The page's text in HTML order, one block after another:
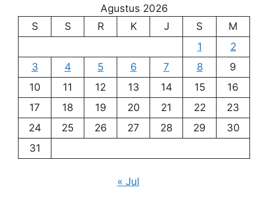
Agustus 2026
S
S R K J S
M
1
2
3
4 5 6 7 8
9
10
11 12 13 14 15
16
17
18 19 20 21 22
23
24
25 26 27 28 29
30
31
« Jul